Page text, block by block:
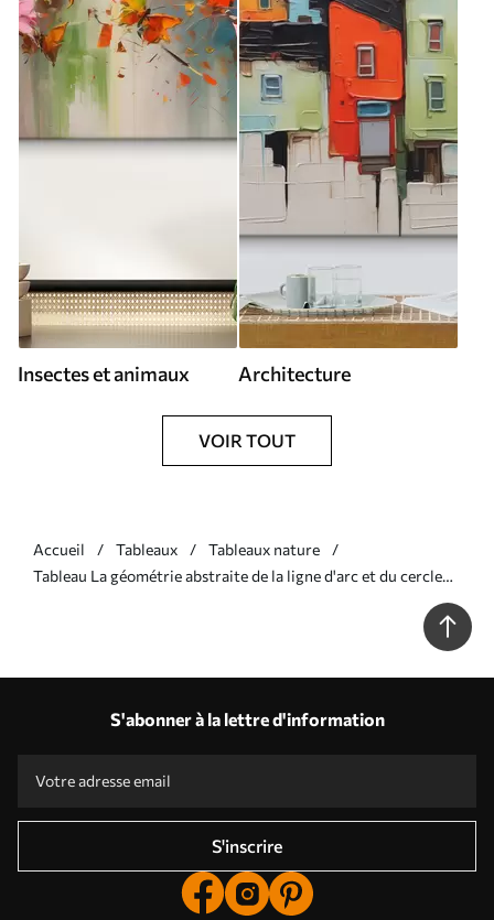
Insectes et animaux Architecture
VOIR TOUT
Accueil Tableaux
Tableaux nature
Tableau La géométrie abstraite de la ligne d'arc et du cercle
S'abonner à la lettre d'information
S'inscrire